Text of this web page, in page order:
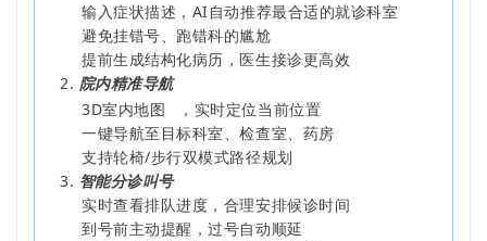
输入症状描述，AI自动推荐最合适的就诊科室
避免挂错号、跑错科的尴尬
提前生成结构化病历，医生接诊更高效
2. 院内精准导航
3D室内地图
，实时定位当前位置
一键导航至目标科室、检查室、药房
支持轮椅/步行双模式路径规划
3. 智能分诊叫号
实时查看排队进度，合理安排候诊时间
到号前主动提醒，过号自动顺延